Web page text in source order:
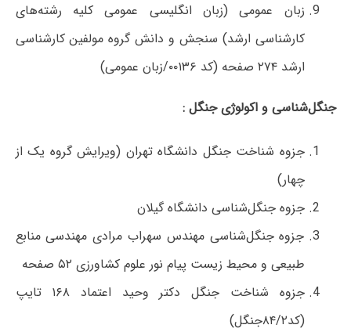
زبان عمومی (زبان انگلیسی عمومی کلیه رشته‌های
کار‌شناسی ارشد) سنجش و دانش گروه مولفین کار‌شناسی
ارشد ۲۷۴ صفحه (کد ۰۰۱۳۶/زبان عمومی)
جنگل‌شناسی و اکولوژی جنگل :
جزوه شناخت جنگل دانشگاه تهران (ویرایش گروه یک از
چهار)‌
جزوه جنگل‌شناسی دانشگاه گیلان
جزوه جنگل‌شناسی مهندس سهراب مرادی مهندسی منابع
طبیعی و محیط زیست پیام نور علوم کشاورزی ۵۲ صفحه
جزوه شناخت جنگل دکتر وحید اعتماد ۱۶۸ تایپ
(کد۸۴/۲جنگل)